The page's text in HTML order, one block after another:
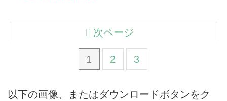
1 2 3
次ページ
以下の画像、またはダウンロードボタンをク